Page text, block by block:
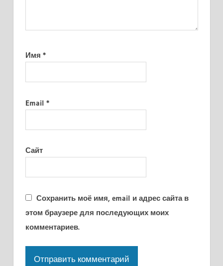
Имя *
Email *
Сайт
Сохранить моё имя, email и адрес сайта в
этом браузере для последующих моих
комментариев.